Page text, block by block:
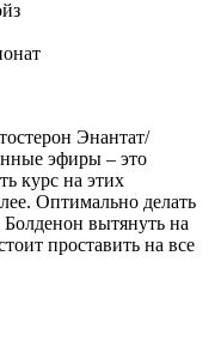
Энантат/
эфиры – это
курс на этих
Оптимально делать
вытянуть на
проставить на все